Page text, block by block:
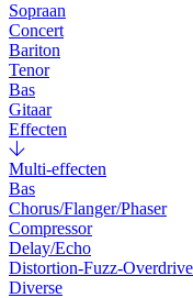
Sopraan
Concert
Bariton
Tenor
Bas
Gitaar
Effecten
Multi-effecten
Bas
Chorus/Flanger/Phaser
Compressor
Delay/Echo
Distortion-Fuzz-Overdrive
Diverse